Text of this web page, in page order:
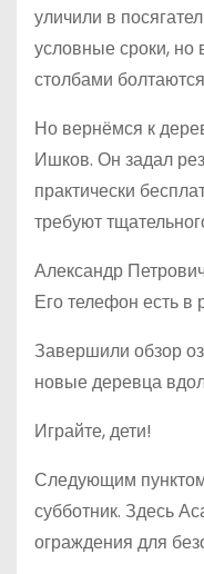
уличили в
условные сроки,
столбами
Но вернёмся к
Ишков. Он задал
практически
требуют
Александр
Его телефон есть в
Завершили обзор
новые деревца
Играйте, дети!
Следующим
субботник. Здесь
ограждения для